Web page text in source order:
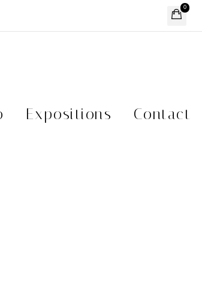
0
Expositions Contact